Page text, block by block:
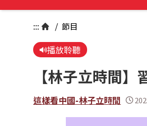
::: / 節目
播放聆聽
【林子立時間
這樣看中國-林子立時間